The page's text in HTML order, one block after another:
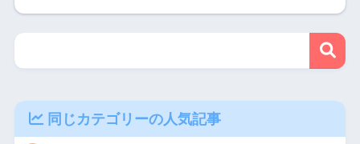
同じカテゴリーの人気記事